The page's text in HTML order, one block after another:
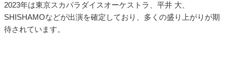
2023年は東京スカパラダイスオーケストラ、平井 大、
SHISHAMOなどが出演を確定しており、多くの盛り上がりが期
待されています。